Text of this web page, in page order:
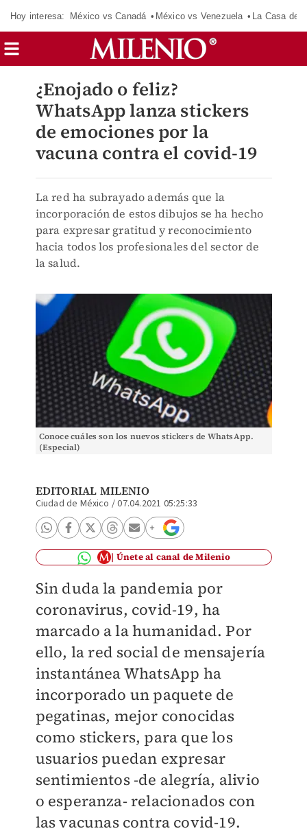
Hoy interesa: México vs Canadá México vs Venezuela La Casa de
¿Enojado o feliz?
WhatsApp lanza stickers
de emociones por la
vacuna contra el covid-19
La red ha subrayado además que la
incorporación de estos dibujos se ha hecho
para expresar gratitud y reconocimiento
hacia todos los profesionales del sector de
la salud.
Conoce cuáles son los nuevos stickers de WhatsApp.
(Especial)
EDITORIAL MILENIO
Ciudad de México /07.04.2021 05:25:33
Únete al canal de Milenio
Sin duda la pandemia por
coronavirus, covid-19, ha
marcado a la humanidad. Por
ello, la red social de mensajería
instantánea WhatsApp ha
incorporado un paquete de
pegatinas, mejor conocidas
como stickers, para que los
usuarios puedan expresar
sentimientos -de alegría, alivio
o esperanza- relacionados con
las vacunas contra covid-19.